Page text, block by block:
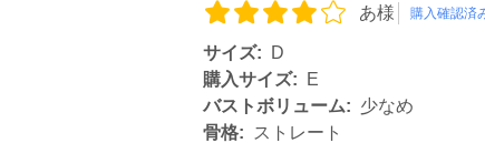
あ様 購入確認済
サイズ:
D
購入サイズ:
E
バストボリューム: 少なめ
骨格:
ストレート